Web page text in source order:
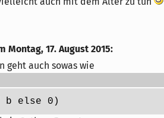
Montag, 17. August 2015:
geht auch sowas wie
else 0)